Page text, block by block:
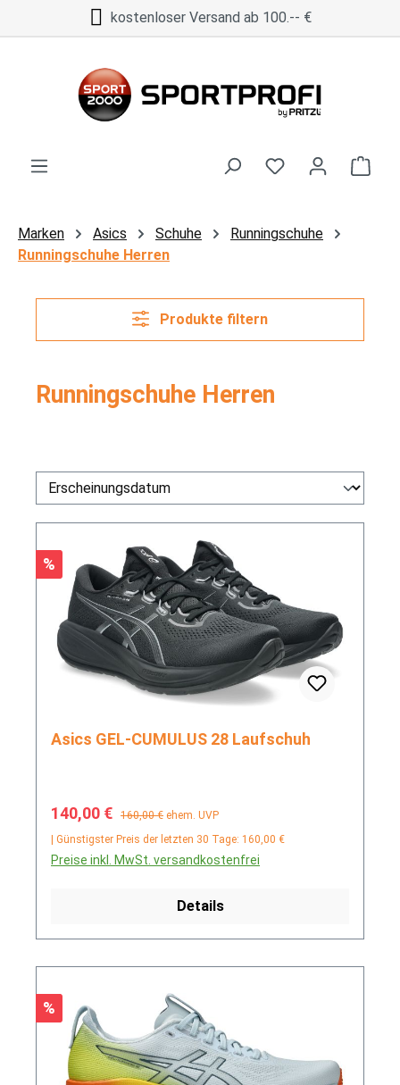
Zum Hauptinhalt springenkostenloser Versand ab 100.-- €
Marken Asics Schuhe
Runningschuhe
Runningschuhe Herren
Produkte filtern
Runningschuhe Herren
Rabatt
%
Asics GEL-CUMULUS 28 Laufschuh
Verkaufspreis:
140,00 € Regulärer Preis:
160,00 € ehem. UVP
| Günstigster Preis der letzten 30 Tage: 160,00 €
Preise inkl. MwSt. versandkostenfrei
Details
Rabatt
%